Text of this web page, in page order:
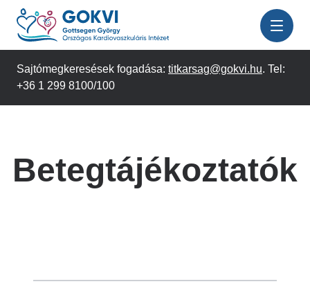
Ugrás
tartalomra
Sajtómegkeresések fogadása: titkarsag@gokvi.hu. Tel:
+36 1 299 8100/100
Betegtájékoztatók